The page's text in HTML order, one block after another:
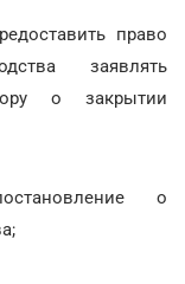
право
заявлять
о закрытии
о